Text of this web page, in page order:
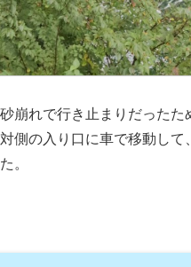
崩れで行き止まりだったた
側の入り口に車で移動して
。